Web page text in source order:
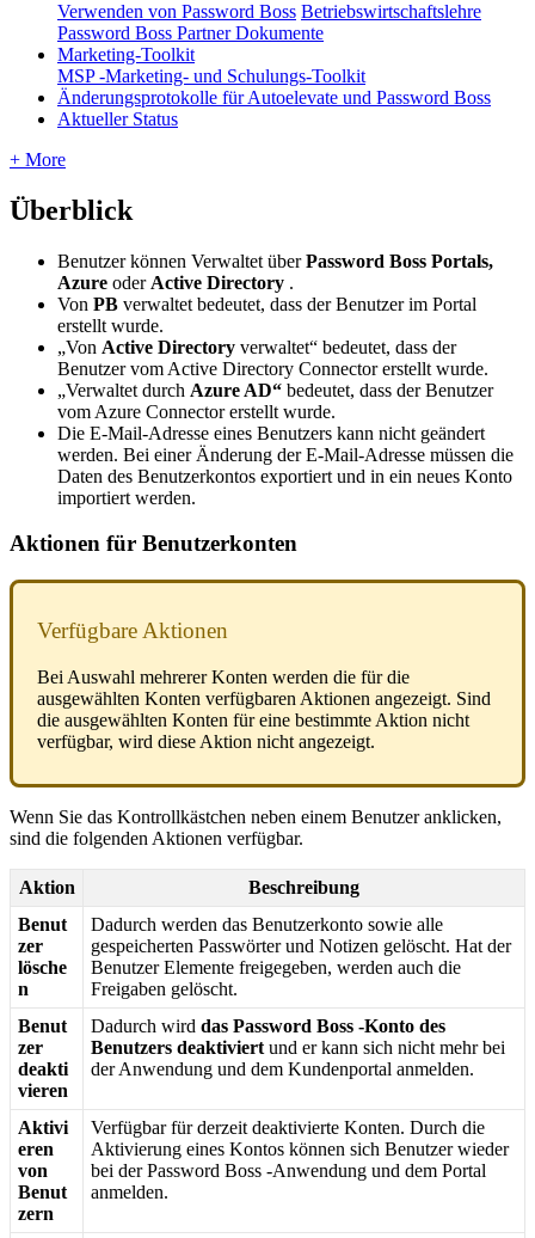
Verwenden von Password Boss Betriebswirtschaftslehre
Password Boss Partner Dokumente
Marketing-Toolkit
MSP -Marketing- und Schulungs-Toolkit
Änderungsprotokolle für Autoelevate und Password Boss
Aktueller Status
+ More
Überblick
Benutzer können Verwaltet über Password Boss Portals,
Azure oder Active Directory .
Von PB verwaltet bedeutet, dass der Benutzer im Portal
erstellt wurde.
„Von Active Directory verwaltet“ bedeutet, dass der
Benutzer vom Active Directory Connector erstellt wurde.
„Verwaltet durch Azure AD“ bedeutet, dass der Benutzer
vom Azure Connector erstellt wurde.
Die E-Mail-Adresse eines Benutzers kann nicht geändert
werden. Bei einer Änderung der E-Mail-Adresse müssen die
Daten des Benutzerkontos exportiert und in ein neues Konto
importiert werden.
Aktionen für Benutzerkonten
Verfügbare Aktionen
Bei Auswahl mehrerer Konten werden die für die
ausgewählten Konten verfügbaren Aktionen angezeigt. Sind
die ausgewählten Konten für eine bestimmte Aktion nicht
verfügbar, wird diese Aktion nicht angezeigt.
Wenn Sie das Kontrollkästchen neben einem Benutzer anklicken,
sind die folgenden Aktionen verfügbar.
Aktion
Beschreibung
Benut
zer
lösche
n
Dadurch werden das Benutzerkonto sowie alle
gespeicherten Passwörter und Notizen gelöscht. Hat der
Benutzer Elemente freigegeben, werden auch die
Freigaben gelöscht.
Benut
zer
deakti
vieren
Dadurch wird das Password Boss -Konto des
Benutzers deaktiviert und er kann sich nicht mehr bei
der Anwendung und dem Kundenportal anmelden.
Aktivi
eren
von
Benut
zern
Verfügbar für derzeit deaktivierte Konten. Durch die
Aktivierung eines Kontos können sich Benutzer wieder
bei der Password Boss -Anwendung und dem Portal
anmelden.